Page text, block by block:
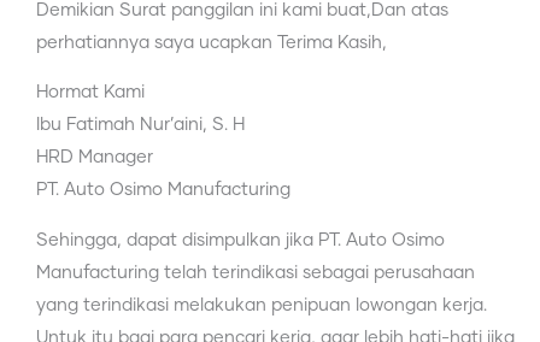
Demikian Surat panggilan ini kami buat,Dan atas
perhatiannya saya ucapkan Terima Kasih,
Hormat Kami
Ibu Fatimah Nur’aini, S. H
HRD Manager
PT. Auto Osimo Manufacturing
Sehingga, dapat disimpulkan jika PT. Auto Osimo
Manufacturing telah terindikasi sebagai perusahaan
yang terindikasi melakukan penipuan lowongan kerja.
Untuk itu bagi para pencari kerja, agar lebih hati-hati jika